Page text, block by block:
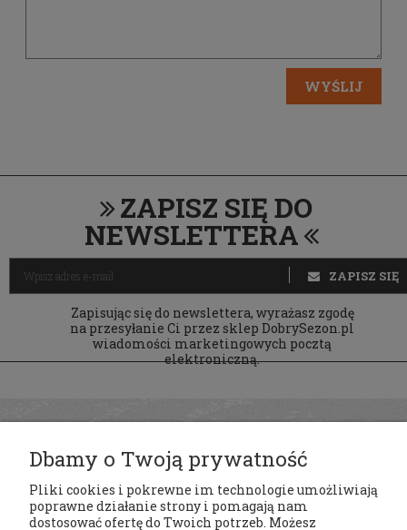
WYŚLIJ
ZAPISZ SIĘ DO
NEWSLETTERA
Zapisując się do newslettera, wyrażasz zgodę
na przesyłanie Ci przez sklep DobrySezon.pl
wiadomości marketingowych pocztą
elektroniczną.
ZAPISZ SIĘ
Dbamy o Twoją prywatność
Pliki cookies i pokrewne im technologie umożliwiają
poprawne działanie strony i pomagają nam
dostosować ofertę do Twoich potrzeb. Możesz